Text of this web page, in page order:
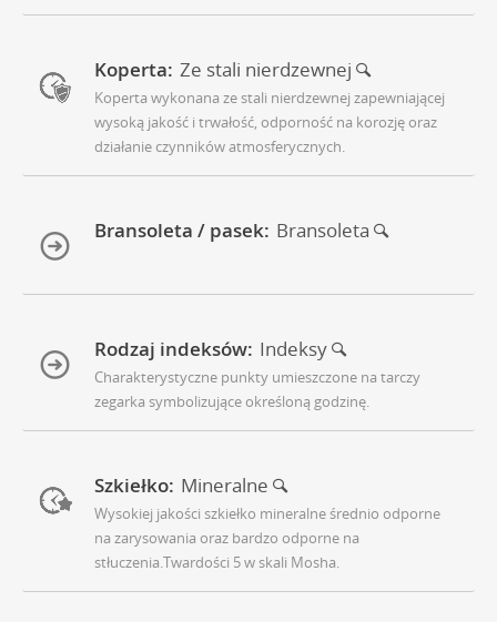
Koperta: Ze stali nierdzewnej
Koperta wykonana ze stali nierdzewnej zapewniającej
wysoką jakość i trwałość, odporność na korozję oraz
działanie czynników atmosferycznych.
Bransoleta / pasek: Bransoleta
Rodzaj indeksów: Indeksy
Charakterystyczne punkty umieszczone na tarczy
zegarka symbolizujące określoną godzinę.
Szkiełko: Mineralne
Wysokiej jakości szkiełko mineralne średnio odporne
na zarysowania oraz bardzo odporne na
stłuczenia.Twardości 5 w skali Mosha.